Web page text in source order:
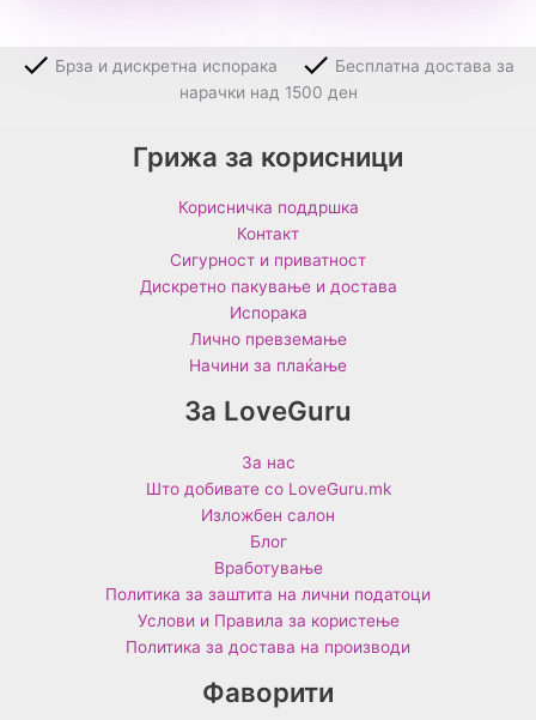
Брза и дискретна испорака
Бесплатна достава за
нарачки над 1500 ден
Грижа за корисници
Корисничка поддршка
Контакт
Сигурност и приватност
Дискретно пакување и достава
Испорака
Лично превземање
Начини за плаќање
За LoveGuru
За нас
Што добивате со LoveGuru.mk
Изложбен салон
Блог
Вработување
Политика за заштита на лични податоци
Услови и Правила за користење
Политика за достава на производи
Фаворити